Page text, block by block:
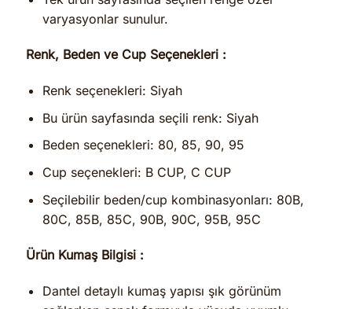
varyasyonlar sunulur.
Renk, Beden ve Cup Seçenekleri :
Renk seçenekleri: Siyah
Bu ürün sayfasında seçili renk: Siyah
Beden seçenekleri: 80, 85, 90, 95
Cup seçenekleri: B CUP, C CUP
Seçilebilir beden/cup kombinasyonları: 80B,
80C, 85B, 85C, 90B, 90C, 95B, 95C
Ürün Kumaş Bilgisi :
Dantel detaylı kumaş yapısı şık görünüm